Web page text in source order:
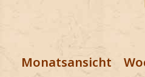
Jetzt Fanclub-
Monatsansicht